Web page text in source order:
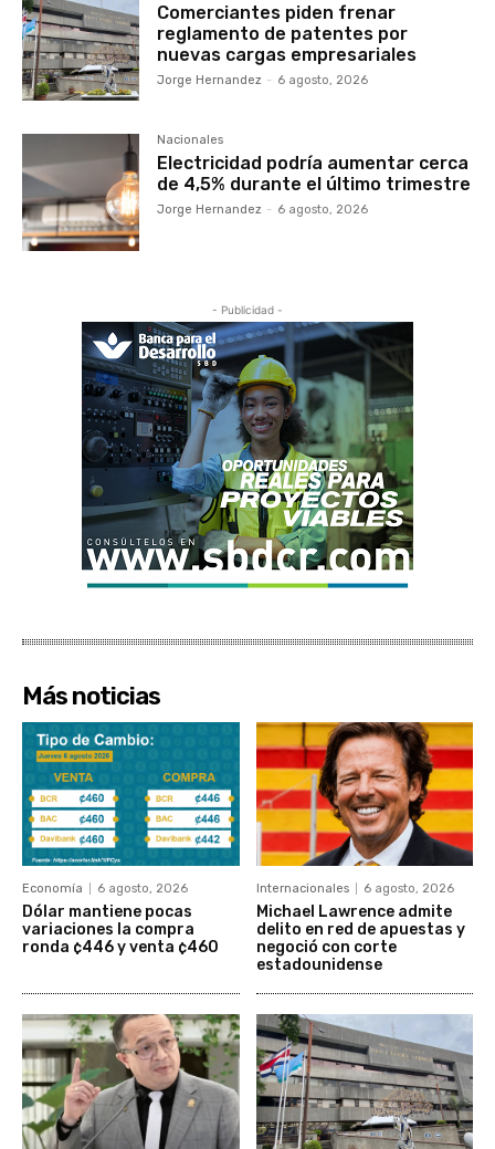
Comerciantes piden frenar
reglamento de patentes por
nuevas cargas empresariales
Jorge Hernandez - 6 agosto, 2026
Nacionales
Electricidad podría aumentar cerca
de 4,5% durante el último trimestre
Jorge Hernandez - 6 agosto, 2026
- Publicidad -
Más noticias
Economía 6 agosto, 2026
Dólar mantiene pocas
variaciones la compra
ronda ¢446 y venta ¢460
Internacionales 6 agosto, 2026
Michael Lawrence admite
delito en red de apuestas y
negoció con corte
estadounidense